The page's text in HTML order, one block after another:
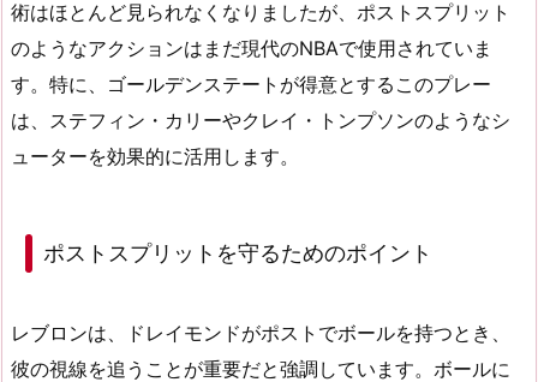
術はほとんど見られなくなりましたが、ポストスプリット
のようなアクションはまだ現代のNBAで使用されていま
す。特に、ゴールデンステートが得意とするこのプレー
は、ステフィン・カリーやクレイ・トンプソンのようなシ
ューターを効果的に活用します。
ポストスプリットを守るためのポイント
レブロンは、ドレイモンドがポストでボールを持つとき、
彼の視線を追うことが重要だと強調しています。ボールに